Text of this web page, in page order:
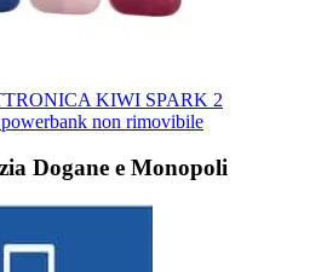
KIWI SPARK 2
non rimovibile
Dogane e Monopoli